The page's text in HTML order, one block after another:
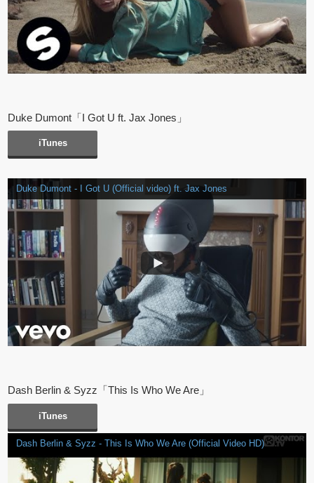
Duke Dumont「I Got U ft. Jax Jones」
iTunes
Duke Dumont - I Got U (Official video) ft. Jax Jones
Dash Berlin & Syzz「This Is Who We Are」
iTunes
Dash Berlin & Syzz - This Is Who We Are (Official Video HD)